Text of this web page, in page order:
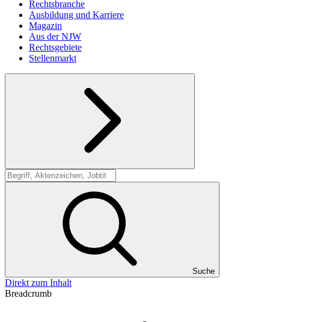
Rechtsbranche
Ausbildung und Karriere
Magazin
Aus der NJW
Rechtsgebiete
Stellenmarkt
Suche
Suche
Direkt zum Inhalt
Breadcrumb